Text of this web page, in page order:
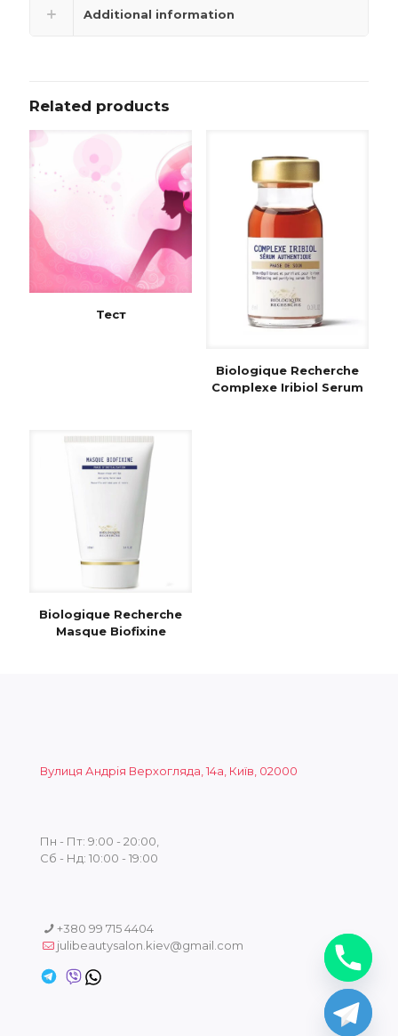
Additional information
Related products
Тест
Biologique Recherche
Complexe Iribiol Serum
Biologique Recherche
Masque Biofixine
Вулиця Андрія Верхогляда, 14а, Київ, 02000
Пн - Пт: 9:00 - 20:00,
Сб - Нд: 10:00 - 19:00
+380 99 715 4404
julibeautysalon.kiev@gmail.com